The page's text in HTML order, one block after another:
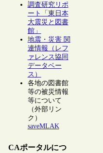
調査研究リポ
ート「東日本
大震災と図書
館」
地震・災害 関
連情報（レフ
ァレンス協同
データベー
ス）
各地の図書館
等の被災情報
等について
（外部リン
ク）
saveMLAK
CAポータルにつ